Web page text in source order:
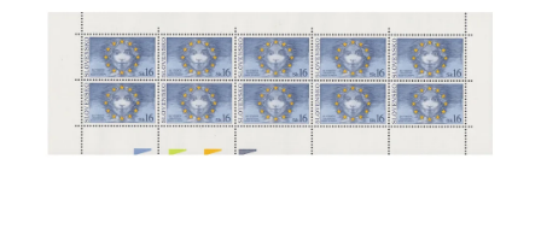
hviezdičiek.